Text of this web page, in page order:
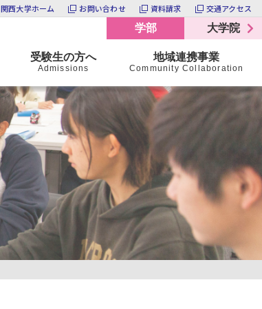
関西大学ホーム お問い合わせ 資料請求 交通アクセス
学部 大学院
受験生の方へ
Admissions
地域連携事業
Community Collaboration